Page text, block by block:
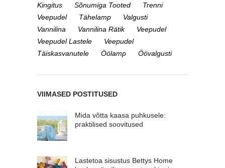
Kingitus
Sõnumiga Tooted
Trenni
Veepudel
Tähelamp
Valgusti
Vannilina
Vannilina Rätik
Veepudel
Veepudel Lastele
Veepudel
Täiskasvanutele
Öölamp Öövalgusti
VIIMASED POSTITUSED
Mida võtta kaasa puhkusele:
praktilised soovitused
Lastetoa sisustus Bettys Home